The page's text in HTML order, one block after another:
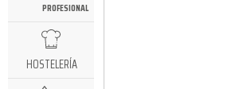
PROFESIONAL
HOSTELERÍA